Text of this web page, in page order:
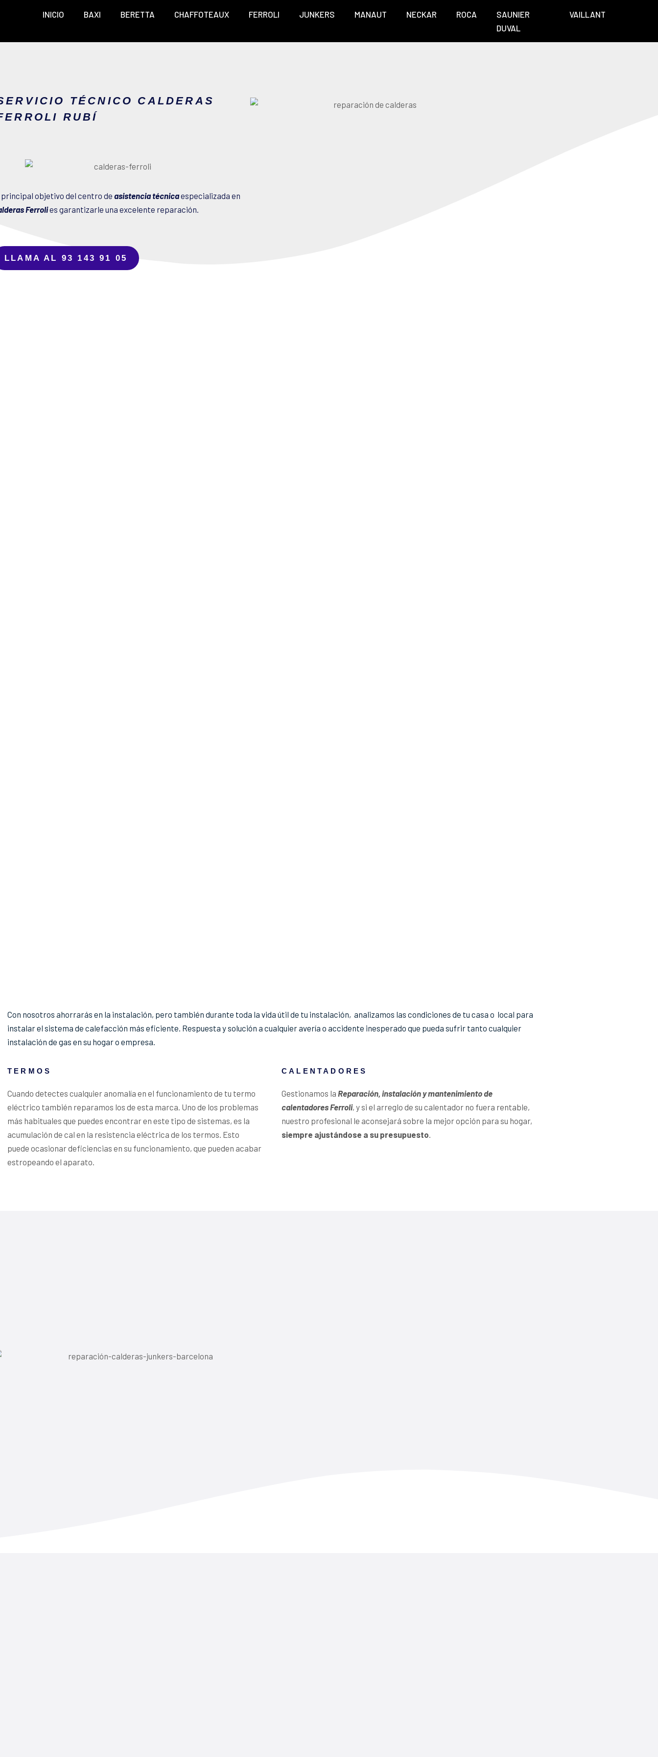
INICIO BAXI BERETTA CHAFFOTEAUX FERROLI JUNKERS MANAUT NECKAR ROCA
SAUNIER
DUVAL
VAILLANT
TÉCNICO CALDERAS
RUBÍ
principal objetivo del centro de asistencia técnicaespecializada en
Ferrolies garantizarle una excelente reparación.
LLAMA AL 93 143 91 05
Con nosotros ahorrarás en la instalación, pero también durante toda la vida útil de tu instalación, analizamos las condiciones de tu casa o local para
instalar el sistema de calefacción más eficiente. Respuesta y solución a cualquier avería o accidente inesperado que pueda sufrir tanto cualquier
instalación de gas en su hogar o empresa.
TERMOS
Cuando detectes cualquier anomalía en el funcionamiento de tu termo
eléctrico también reparamos los de esta marca. Uno de los problemas
más habituales que puedes encontrar en este tipo de sistemas, es la
acumulación de cal en la resistencia eléctrica de los termos. Esto
puede ocasionar deficiencias en su funcionamiento, que pueden acabar
estropeando el aparato.
CALENTADORES
Gestionamos la Reparación, instalación y mantenimiento de
calentadores Ferroli, y si el arreglo de su calentador no fuera rentable,
nuestro profesional le aconsejará sobre la mejor opción para su hogar,
siempre ajustándose a su presupuesto.